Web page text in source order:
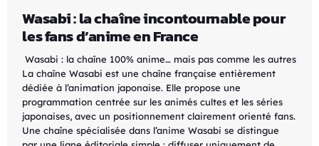
Wasabi : la chaîne incontournable pour
les fans d’anime en France
Wasabi : la chaîne 100% anime… mais pas comme les autres
La chaîne Wasabi est une chaîne française entièrement
dédiée à l’animation japonaise. Elle propose une
programmation centrée sur les animés cultes et les séries
japonaises, avec un positionnement clairement orienté fans.
Une chaîne spécialisée dans l’anime Wasabi se distingue